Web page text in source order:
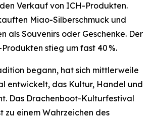
Verkauf von ICH-Produkten.
Miao-Silberschmuck und
als Souvenirs oder Geschenke. Der
stieg um fast 40 %.
begann, hat sich mittlerweile
entwickelt, das Kultur, Handel und
Das Drachenboot-Kulturfestival
zu einem Wahrzeichen des